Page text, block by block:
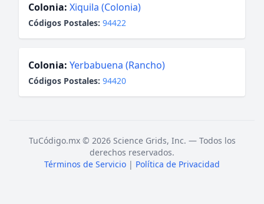
Colonia: Xiquila (Colonia)
Códigos Postales: 94422
Colonia: Yerbabuena (Rancho)
Códigos Postales: 94420
TuCódigo.mx © 2026 Science Grids, Inc. — Todos los
derechos reservados.
Términos de Servicio | Política de Privacidad